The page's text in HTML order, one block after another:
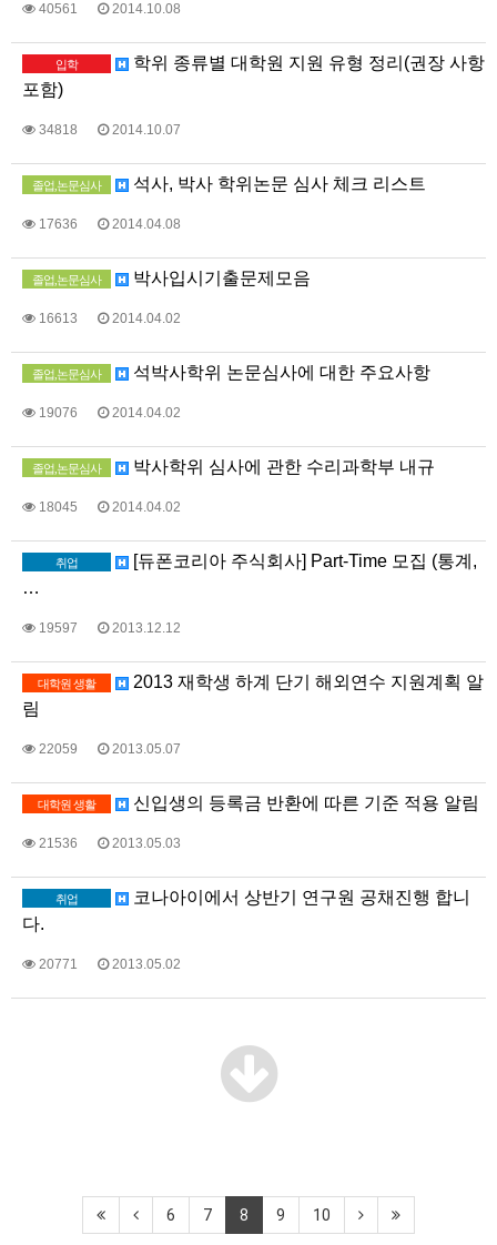
40561 2014.10.08
입학
학위 종류별 대학원 지원 유형 정리(권장 사항
포함)
34818 2014.10.07
졸업,논문심사 석사, 박사 학위논문 심사 체크 리스트
17636 2014.04.08
졸업,논문심사 박사입시기출문제모음
16613 2014.04.02
졸업,논문심사 석박사학위 논문심사에 대한 주요사항
19076 2014.04.02
졸업,논문심사 박사학위 심사에 관한 수리과학부 내규
18045 2014.04.02
취업
[듀폰코리아 주식회사] Part-Time 모집 (통계,
…
19597 2013.12.12
대학원 생활
2013 재학생 하계 단기 해외연수 지원계획 알
림
22059 2013.05.07
대학원 생활 신입생의 등록금 반환에 따른 기준 적용 알림
21536 2013.05.03
취업
코나아이에서 상반기 연구원 공채진행 합니
다.
20771 2013.05.02
6 7 8 9 10